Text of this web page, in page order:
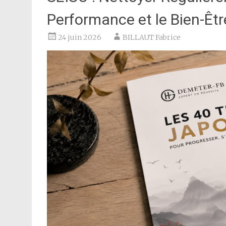
Performance et le Bien-
24 juin 2026 BILLAUT Fabrice